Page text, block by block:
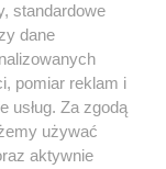
konkursów
"Hej
Jest piątek!"
standardowe
dane
pomiar reklam i
usług. Za zgodą
używać
aktywnie